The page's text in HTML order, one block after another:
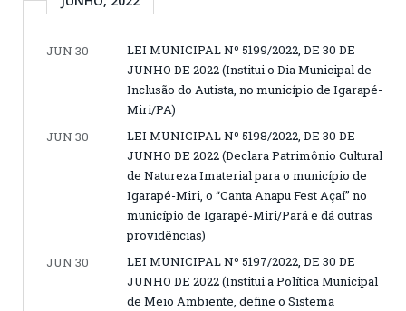
JUN 30
LEI MUNICIPAL Nº 5199/2022, DE 30 DE
JUNHO DE 2022 (Institui o Dia Municipal de
Inclusão do Autista, no município de Igarapé-
Miri/PA)
JUN 30
LEI MUNICIPAL Nº 5198/2022, DE 30 DE
JUNHO DE 2022 (Declara Patrimônio Cultural
de Natureza Imaterial para o município de
Igarapé-Miri, o “Canta Anapu Fest Açaí” no
município de Igarapé-Miri/Pará e dá outras
providências)
JUN 30
LEI MUNICIPAL Nº 5197/2022, DE 30 DE
JUNHO DE 2022 (Institui a Política Municipal
de Meio Ambiente, define o Sistema